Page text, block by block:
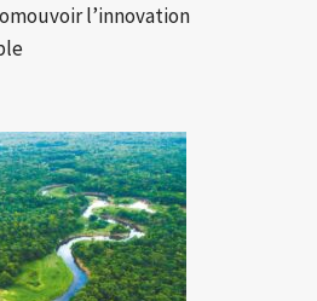
l’innovation